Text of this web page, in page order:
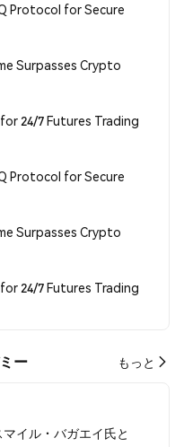
Protocol for Secure
Surpasses Crypto
24/7 Futures Trading
Protocol for Secure
Surpasses Crypto
24/7 Futures Trading
ー もっと
イル・バガエイ氏と